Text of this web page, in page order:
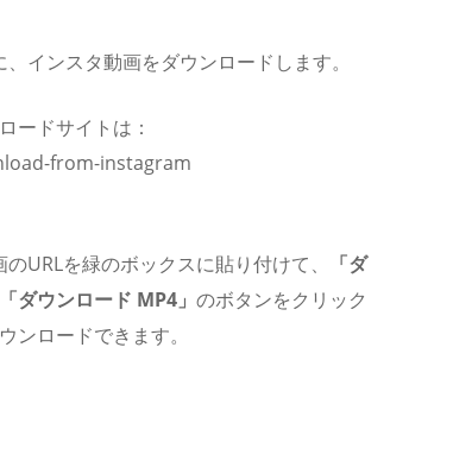
インスタ動画をダウンロードします。
ードサイトは：
from-instagram
URLを緑のボックスに貼り付けて、
「ダ
「ダウンロード MP4」 のボタンをクリック
ンロードできます。